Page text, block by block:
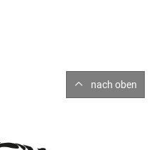
nach oben